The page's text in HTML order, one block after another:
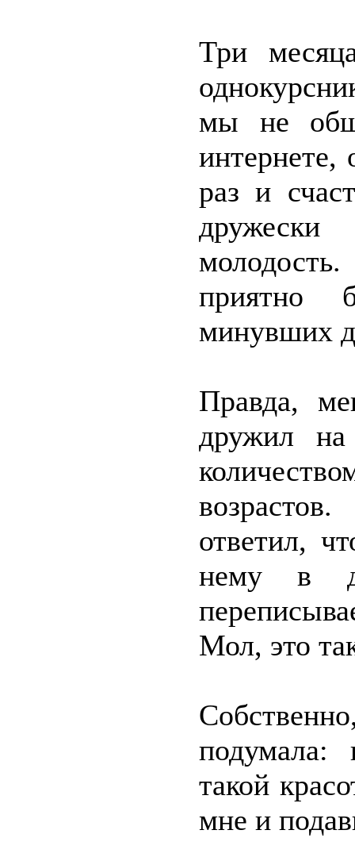
Три
мы не
интернете,
раз и
дружески
приятно
минувших
Правда,
дружил
ответил,
нему в
Мол, это
подумала:
такой
мне и